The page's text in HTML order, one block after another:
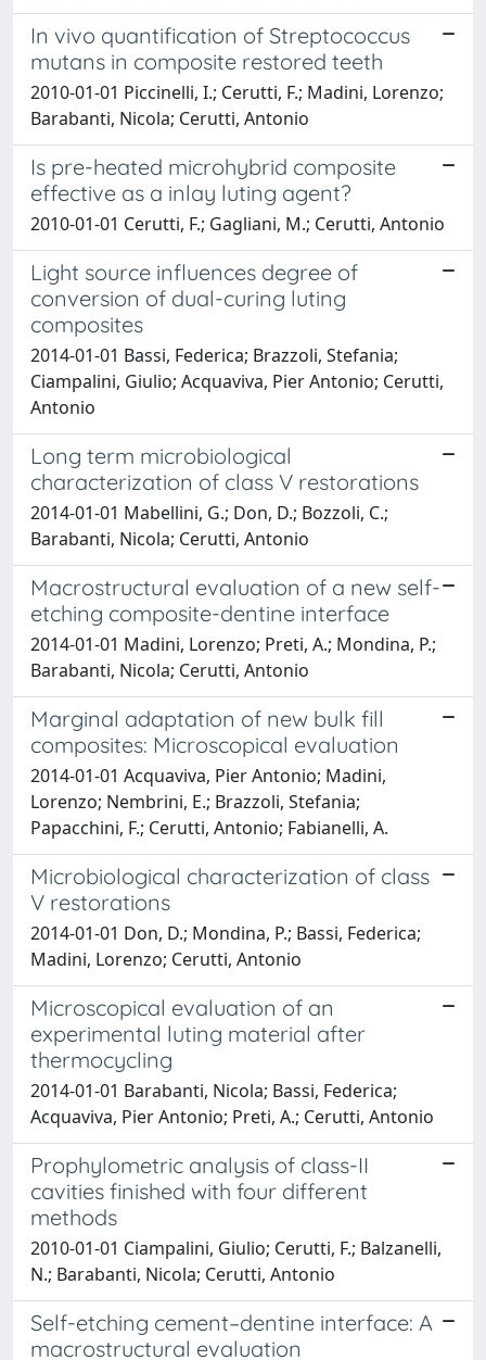
In vivo quantification of Streptococcus
mutans in composite restored teeth
2010-01-01 Piccinelli, I.; Cerutti, F.; Madini, Lorenzo;
Barabanti, Nicola; Cerutti, Antonio
Is pre-heated microhybrid composite
effective as a inlay luting agent?
2010-01-01 Cerutti, F.; Gagliani, M.; Cerutti, Antonio
Light source influences degree of
conversion of dual-curing luting
composites
2014-01-01 Bassi, Federica; Brazzoli, Stefania;
Ciampalini, Giulio; Acquaviva, Pier Antonio; Cerutti,
Antonio
Long term microbiological
characterization of class V restorations
2014-01-01 Mabellini, G.; Don, D.; Bozzoli, C.;
Barabanti, Nicola; Cerutti, Antonio
Macrostructural evaluation of a new self-
etching composite-dentine interface
2014-01-01 Madini, Lorenzo; Preti, A.; Mondina, P.;
Barabanti, Nicola; Cerutti, Antonio
Marginal adaptation of new bulk fill
composites: Microscopical evaluation
2014-01-01 Acquaviva, Pier Antonio; Madini,
Lorenzo; Nembrini, E.; Brazzoli, Stefania;
Papacchini, F.; Cerutti, Antonio; Fabianelli, A.
Microbiological characterization of class
V restorations
2014-01-01 Don, D.; Mondina, P.; Bassi, Federica;
Madini, Lorenzo; Cerutti, Antonio
Microscopical evaluation of an
experimental luting material after
thermocycling
2014-01-01 Barabanti, Nicola; Bassi, Federica;
Acquaviva, Pier Antonio; Preti, A.; Cerutti, Antonio
Prophylometric analysis of class-II
cavities finished with four different
methods
2010-01-01 Ciampalini, Giulio; Cerutti, F.; Balzanelli,
N.; Barabanti, Nicola; Cerutti, Antonio
Self-etching cement–dentine interface: A
macrostructural evaluation